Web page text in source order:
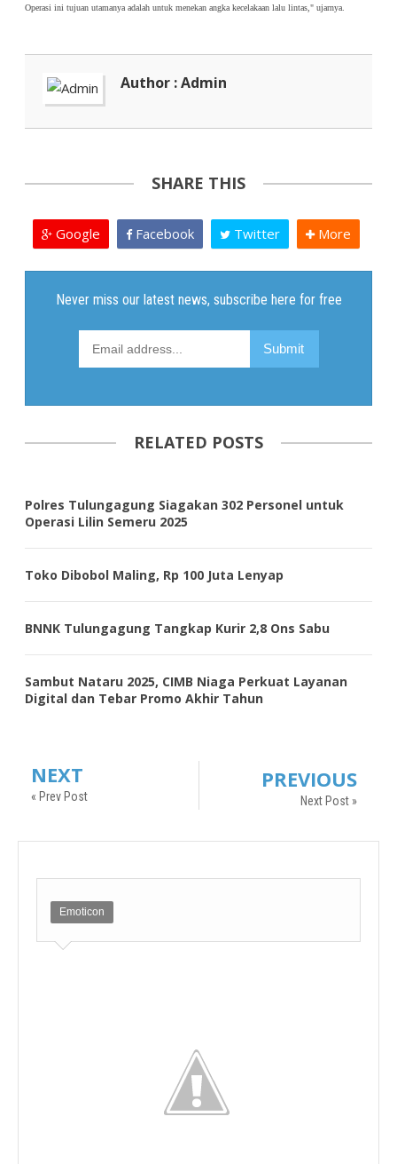
Operasi ini tujuan utamanya adalah untuk menekan angka kecelakaan lalu lintas," ujarnya.
Author : Admin
SHARE THIS
Google Facebook Twitter More
RELATED POSTS
Polres Tulungagung Siagakan 302 Personel untuk
Operasi Lilin Semeru 2025
Toko Dibobol Maling, Rp 100 Juta Lenyap
BNNK Tulungagung Tangkap Kurir 2,8 Ons Sabu
Sambut Nataru 2025, CIMB Niaga Perkuat Layanan
Digital dan Tebar Promo Akhir Tahun
NEXT
« Prev Post
PREVIOUS
Next Post »
Emoticon